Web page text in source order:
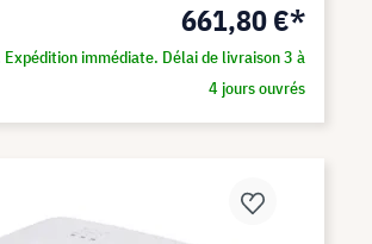
661,80 €*
Expédition immédiate. Délai de livraison 3 à
4 jours ouvrés